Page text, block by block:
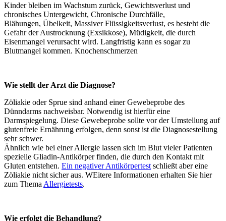
Kinder bleiben im Wachstum zurück, Gewichtsverlust und
chronisches Untergewicht, Chronische Durchfälle,
Blähungen, Übelkeit, Massiver Flüssigkeitsverlust, es besteht die
Gefahr der Austrocknung (Exsikkose), Müdigkeit, die durch
Eisenmangel verursacht wird. Langfristig kann es sogar zu
Blutmangel kommen. Knochenschmerzen
Wie stellt der Arzt die Diagnose?
Zöliakie oder Sprue sind anhand einer Gewebeprobe des
Dünndarms nachweisbar. Notwendig ist hierfür eine
Darmspiegelung. Diese Gewebeprobe sollte vor der Umstellung auf
glutenfreie Ernährung erfolgen, denn sonst ist die Diagnosestellung
sehr schwer.
Ähnlich wie bei einer Allergie lassen sich im Blut vieler Patienten
spezielle Gliadin-Antikörper finden, die durch den Kontakt mit
Gluten entstehen. Ein negativer Antikörpertest schließt aber eine
Zöliakie nicht sicher aus. WEitere Informationen erhalten Sie hier
zum Thema Allergietests.
Wie erfolgt die Behandlung?